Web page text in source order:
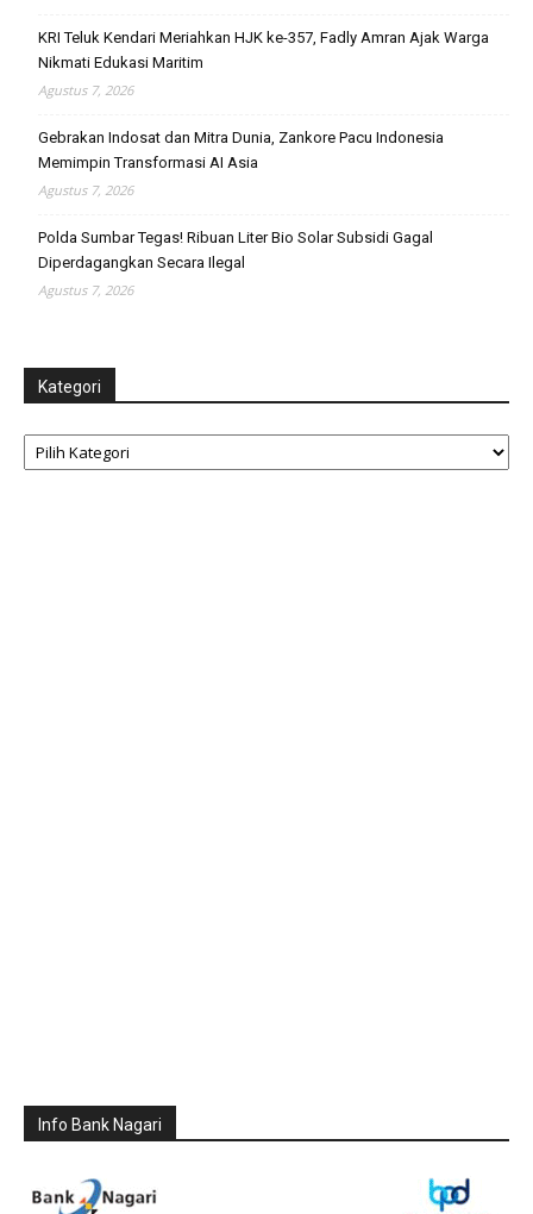
KRI Teluk Kendari Meriahkan HJK ke-357, Fadly Amran Ajak Warga
Nikmati Edukasi Maritim
Agustus 7, 2026
Gebrakan Indosat dan Mitra Dunia, Zankore Pacu Indonesia
Memimpin Transformasi AI Asia
Agustus 7, 2026
Polda Sumbar Tegas! Ribuan Liter Bio Solar Subsidi Gagal
Diperdagangkan Secara Ilegal
Agustus 7, 2026
Kategori
Kategori
Info Bank Nagari